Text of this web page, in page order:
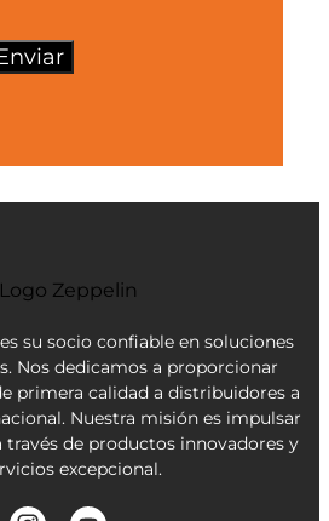
su socio confiable en soluciones
Nos dedicamos a proporcionar
primera calidad a distribuidores a
Nuestra misión es impulsar
de productos innovadores y
excepcional.